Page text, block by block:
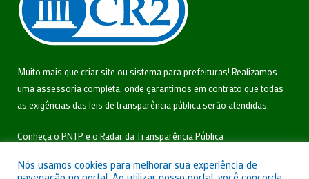
Muito mais que criar site ou sistema para prefeituras! Realizamos
uma assessoria completa, onde garantimos em contrato que todas
as exigências das leis de transparência pública serão atendidas.
Conheça o PNTP e o Radar da Transparência Pública
Nós usamos cookies para melhorar sua experiência de